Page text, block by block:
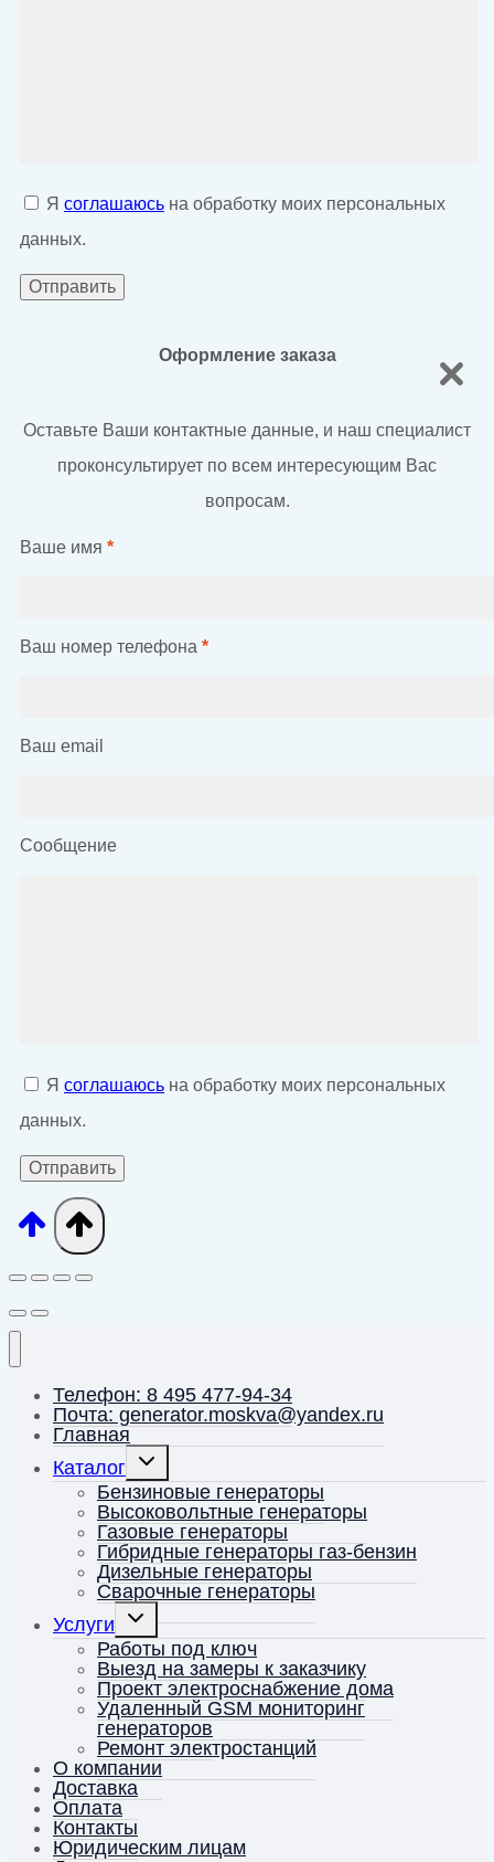
Я соглашаюсь на обработку моих персональных
данных.
Оформление заказа
Оставьте Ваши контактные данные, и наш специалист
проконсультирует по всем интересующим Вас
вопросам.
Ваше имя *
Ваш номер телефона *
Ваш email
Сообщение
Я соглашаюсь на обработку моих персональных
данных.
Телефон: 8 495 477-94-34
Почта: generator.moskva@yandex.ru
Главная
Каталог
Переключить
дочернее
меню
Бензиновые генераторы
Высоковольтные генераторы
Газовые генераторы
Гибридные генераторы газ-бензин
Дизельные генераторы
Сварочные генераторы
Услуги
Переключить
дочернее
меню
Работы под ключ
Выезд на замеры к заказчику
Проект электроснабжение дома
Удаленный GSM мониторинг
генераторов
Ремонт электростанций
О компании
Доставка
Оплата
Контакты
Юридическим лицам